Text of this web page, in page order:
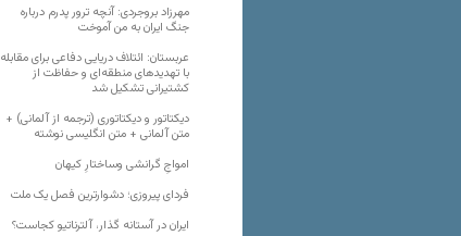
مهرزاد بروجردی: آنچه ترور پدرم درباره
جنگ ایران به من آموخت
عربستان: ائتلاف دریایی دفاعی برای مقابله
با تهدیدهای منطقه‌ای و حفاظت از
کشتیرانی تشکیل شد
دیکتاتور و دیکتاتوری (ترجمه از آلمانی) +
متن آلمانی + متن انگلیسی نوشته
‌امواجِ گرانشی وساختارِ کیهان
فردای پیروزی؛ دشوارترین فصل یک ملت
ایران در آستانه گذار، آلترناتیو کجاست؟